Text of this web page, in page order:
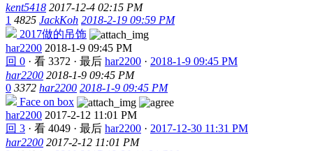
kent5418 2017-12-4 02:15 PM
1 4825 JackKoh 2018-2-19 09:59 PM
2017做的吊饰
har2200 2018-1-9 09:45 PM
回 0 · 看 3372 · 最后 har2200 · 2018-1-9 09:45 PM
har2200 2018-1-9 09:45 PM
0 3372 har2200 2018-1-9 09:45 PM
Face on box
har2200 2017-2-12 11:01 PM
回 3 · 看 4049 · 最后 har2200 · 2017-12-30 11:31 PM
har2200 2017-2-12 11:01 PM